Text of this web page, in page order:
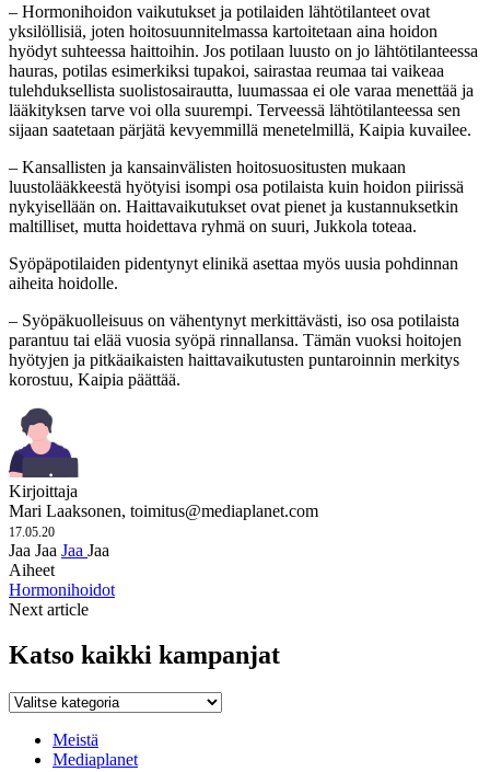
– Hormonihoidon vaikutukset ja potilaiden lähtötilanteet ovat
yksilöllisiä, joten hoitosuunnitelmassa kartoitetaan aina hoidon
hyödyt suhteessa haittoihin. Jos potilaan luusto on jo lähtötilanteessa
hauras, potilas esimerkiksi tupakoi, sairastaa reumaa tai vaikeaa
tulehduksellista suolistosairautta, luumassaa ei ole varaa menettää ja
lääkityksen tarve voi olla suurempi. Terveessä lähtötilanteessa sen
sijaan saatetaan pärjätä kevyemmillä menetelmillä, Kaipia kuvailee.
– Kansallisten ja kansainvälisten hoitosuositusten mukaan
luustolääkkeestä hyötyisi isompi osa potilaista kuin hoidon piirissä
nykyisellään on. Haittavaikutukset ovat pienet ja kustannuksetkin
maltilliset, mutta hoidettava ryhmä on suuri, Jukkola toteaa.
Syöpäpotilaiden pidentynyt elinikä asettaa myös uusia pohdinnan
aiheita hoidolle.
– Syöpäkuolleisuus on vähentynyt merkittävästi, iso osa potilaista
parantuu tai elää vuosia syöpä rinnallansa. Tämän vuoksi hoitojen
hyötyjen ja pitkäaikaisten haittavaikutusten puntaroinnin merkitys
korostuu, Kaipia päättää.
Kirjoittaja
Mari Laaksonen, toimitus@mediaplanet.com
17.05.20
Jaa Jaa Jaa Jaa
Aiheet
Hormonihoidot
Next article
Katso kaikki kampanjat
Katso
kampanjat
Meistä
Mediaplanet